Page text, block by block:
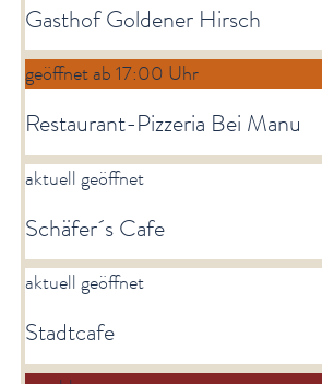
Gasthof Goldener Hirsch
geöffnet ab 17:00 Uhr
Restaurant-Pizzeria Bei Manu
aktuell geöffnet
Schäfer´s Cafe
aktuell geöffnet
Stadtcafe